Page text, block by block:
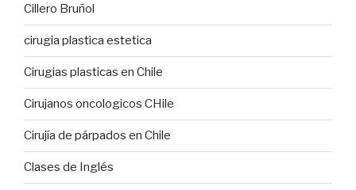
Cillero Bruñol
cirugia plastica estetica
Cirugias plasticas en Chile
Cirujanos oncologicos CHile
Cirujía de párpados en Chile
Clases de Inglés